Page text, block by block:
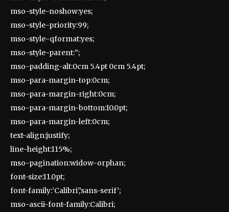
mso-style-noshow:yes;
mso-style-priority:99;
mso-style-qformat:yes;
mso-style-parent:”;
mso-padding-alt:0cm 5.4pt 0cm 5.4pt;
mso-para-margin-top:0cm;
mso-para-margin-right:0cm;
mso-para-margin-bottom:10.0pt;
mso-para-margin-left:0cm;
text-align:justify;
line-height:115%;
mso-pagination:widow-orphan;
font-size:11.0pt;
font-family:’Calibri’,’sans-serif’;
mso-ascii-font-family:Calibri;